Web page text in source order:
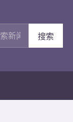
新闻
搜索